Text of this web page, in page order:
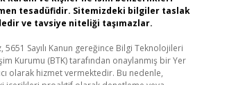
tesadüfidir. Sitemizdeki bilgiler taslak
ve tavsiye niteliği taşımazlar.
5651 Sayılı Kanun gereğince Bilgi Teknolojileri
Kurumu (BTK) tarafından onaylanmış bir Yer
olarak hizmet vermektedir. Bu nedenle,